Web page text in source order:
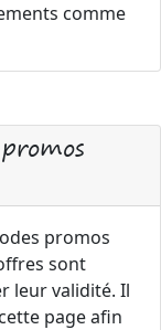
comme
promos
sont
leur validité. Il
page afin